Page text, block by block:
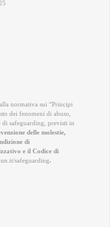
normativa sui “Principi
dei fenomeni di abuso,
safeguarding, previsti in
delle molestie,
di
e il Codice di
safeguarding.